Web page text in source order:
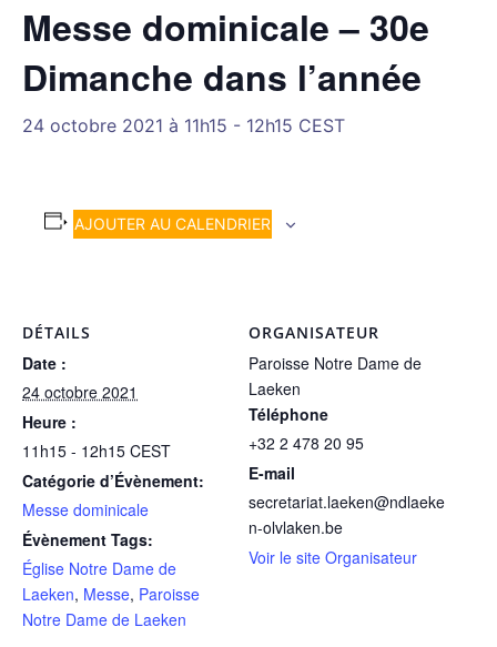
Messe dominicale – 30e
Dimanche dans l’année
24 octobre 2021 à 11h15 - 12h15 CEST
AJOUTER AU CALENDRIER
DÉTAILS
Date :
24 octobre 2021
Heure :
11h15 - 12h15 CEST
Catégorie d’Évènement:
Messe dominicale
Évènement Tags:
Église Notre Dame de
Laeken, Messe, Paroisse
Notre Dame de Laeken
ORGANISATEUR
Paroisse Notre Dame de
Laeken
Téléphone
+32 2 478 20 95
E-mail
secretariat.laeken@ndlaeke
n-olvlaken.be
Voir le site Organisateur